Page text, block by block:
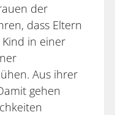
der
dass Eltern
in einer
Aus ihrer
gehen